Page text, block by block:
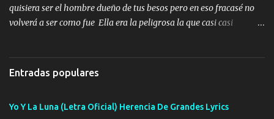
quisiera ser el hombre dueño de tus besos pero en eso fracasé no
volverá a ser como fue Ella era la peligrosa la que casi casi
años solo pienso en ti mami no me crees se que no me crees
Música Amar me duele estoy rodeado de mujeres pero solo
pasión en la troca tus labios besándome yo quitándote la ropa no
Entradas populares
Yo Y La Luna (Letra Oficial) Herencia De Grandes Lyrics